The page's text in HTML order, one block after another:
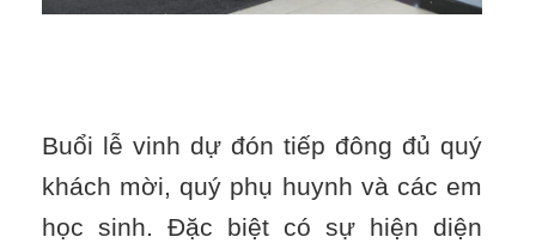
Buổi lễ vinh dự đón tiếp đông đủ quý
khách mời, quý phụ huynh và các em
học sinh. Đặc biệt có sự hiện diện